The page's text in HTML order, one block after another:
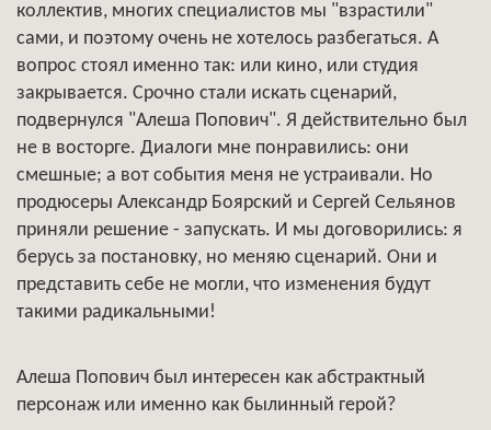
коллектив, многих специалистов мы "взрастили"
сами, и поэтому очень не хотелось разбегаться. А
вопрос стоял именно так: или кино, или студия
закрывается. Срочно стали искать сценарий,
подвернулся "Алеша Попович". Я действительно был
не в восторге. Диалоги мне понравились: они
смешные; а вот события меня не устраивали. Но
продюсеры Александр Боярский и Сергей Сельянов
приняли решение - запускать. И мы договорились: я
берусь за постановку, но меняю сценарий. Они и
представить себе не могли, что изменения будут
такими радикальными!
Алеша Попович был интересен как абстрактный
персонаж или именно как былинный герой?